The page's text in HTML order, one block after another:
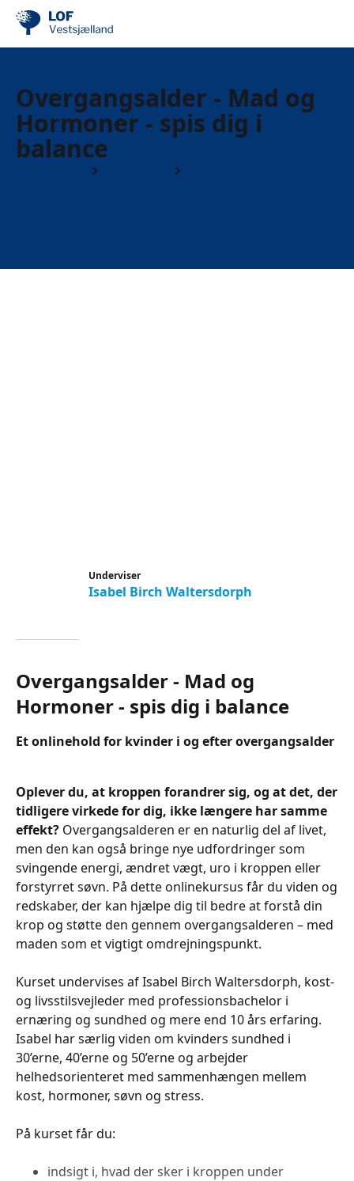
Overgangsalder - Mad og
Hormoner - spis dig i
balance
Underviser
Isabel Birch Waltersdorph
Overgangsalder - Mad og
Hormoner - spis dig i balance
Et onlinehold for kvinder i og efter overgangsalder
Oplever du, at kroppen forandrer sig, og at det, der
tidligere virkede for dig, ikke længere har samme
effekt? Overgangsalderen er en naturlig del af livet,
men den kan også bringe nye udfordringer som
svingende energi, ændret vægt, uro i kroppen eller
forstyrret søvn. På dette onlinekursus får du viden og
redskaber, der kan hjælpe dig til bedre at forstå din
krop og støtte den gennem overgangsalderen – med
maden som et vigtigt omdrejningspunkt.
Kurset undervises af Isabel Birch Waltersdorph, kost-
og livsstilsvejleder med professionsbachelor i
ernæring og sundhed og mere end 10 års erfaring.
Isabel har særlig viden om kvinders sundhed i
30’erne, 40’erne og 50’erne og arbejder
helhedsorienteret med sammenhængen mellem
kost, hormoner, søvn og stress.
På kurset får du:
indsigt i, hvad der sker i kroppen under